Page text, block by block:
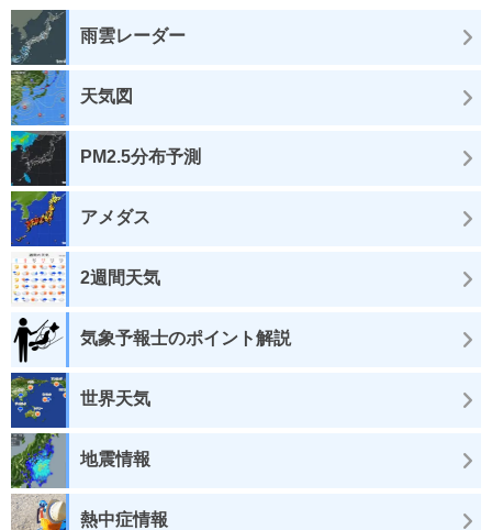
雨雲レーダー
天気図
PM2.5分布予測
アメダス
2週間天気
気象予報士のポイント解説
世界天気
地震情報
熱中症情報